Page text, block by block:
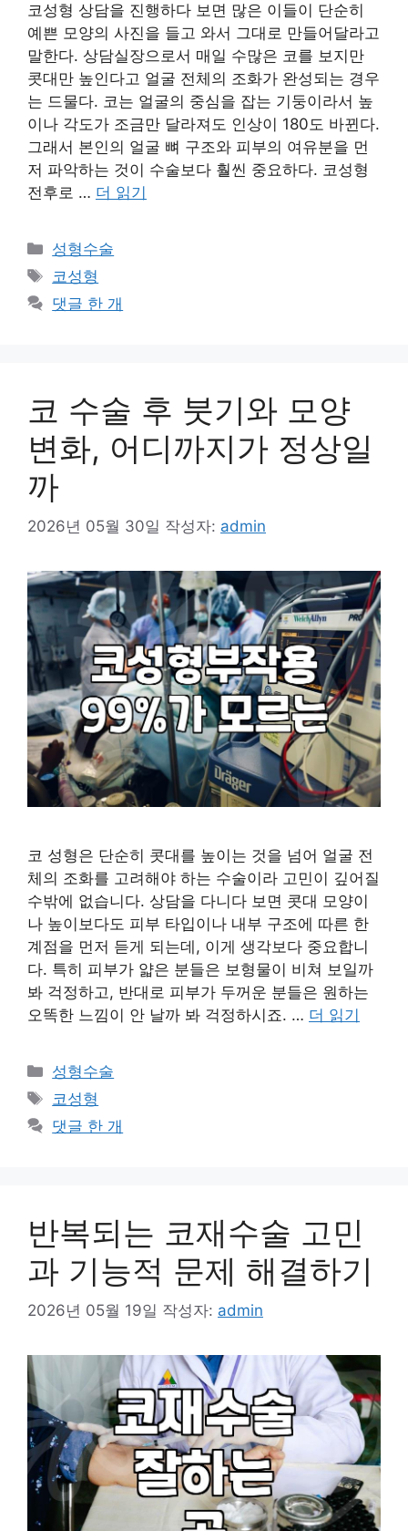
코성형 상담을 진행하다 보면 많은 이들이 단순히
예쁜 모양의 사진을 들고 와서 그대로 만들어달라고
말한다. 상담실장으로서 매일 수많은 코를 보지만
콧대만 높인다고 얼굴 전체의 조화가 완성되는 경우
는 드물다. 코는 얼굴의 중심을 잡는 기둥이라서 높
이나 각도가 조금만 달라져도 인상이 180도 바뀐다.
그래서 본인의 얼굴 뼈 구조와 피부의 여유분을 먼
저 파악하는 것이 수술보다 훨씬 중요하다. 코성형
전후로 … 더 읽기
카
테
리
성형수술
태
그
코성형
댓글 한 개
코 수술 후 붓기와 모양
변화, 어디까지가 정상일
까
2026년 05월 30일 작성자: admin
코 성형은 단순히 콧대를 높이는 것을 넘어 얼굴 전
체의 조화를 고려해야 하는 수술이라 고민이 깊어질
수밖에 없습니다. 상담을 다니다 보면 콧대 모양이
나 높이보다도 피부 타입이나 내부 구조에 따른 한
계점을 먼저 듣게 되는데, 이게 생각보다 중요합니
다. 특히 피부가 얇은 분들은 보형물이 비쳐 보일까
봐 걱정하고, 반대로 피부가 두꺼운 분들은 원하는
오똑한 느낌이 안 날까 봐 걱정하시죠. … 더 읽기
카
테
리
성형수술
태
그
코성형
댓글 한 개
반복되는 코재수술 고민
과 기능적 문제 해결하기
2026년 05월 19일 작성자: admin